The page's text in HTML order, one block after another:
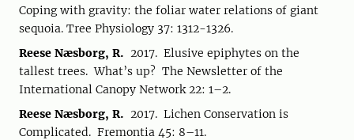
Coping with gravity: the foliar water relations of giant
sequoia. Tree Physiology 37: 1312-1326.
Reese Næsborg, R. 2017. Elusive epiphytes on the
tallest trees. What’s up? The Newsletter of the
International Canopy Network 22: 1–2.
Reese Næsborg, R. 2017. Lichen Conservation is
Complicated. Fremontia 45: 8–11.